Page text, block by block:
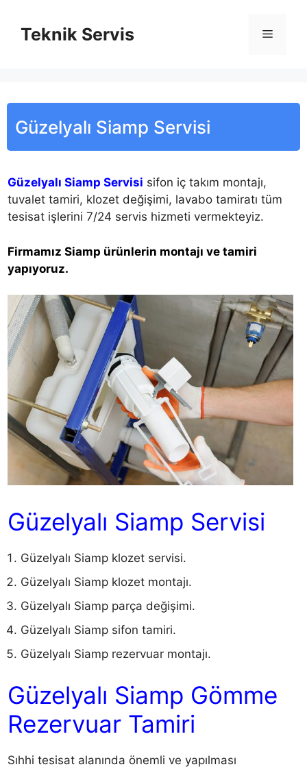
Teknik Servis Menü
Güzelyalı Siamp Servisi
Güzelyalı Siamp Servisi sifon iç takım montajı,
tuvalet tamiri, klozet değişimi, lavabo tamiratı tüm
tesisat işlerini 7/24 servis hizmeti vermekteyiz.
Firmamız Siamp ürünlerin montajı ve tamiri
yapıyoruz.
Güzelyalı Siamp Servisi
Güzelyalı Siamp klozet servisi.
Güzelyalı Siamp klozet montajı.
Güzelyalı Siamp parça değişimi.
Güzelyalı Siamp sifon tamiri.
Güzelyalı Siamp rezervuar montajı.
Güzelyalı Siamp Gömme
Rezervuar Tamiri
Sıhhi tesisat alanında önemli ve yapılması